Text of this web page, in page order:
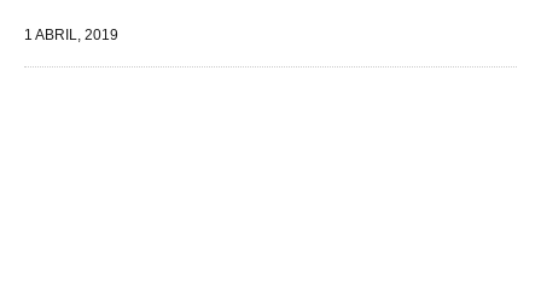
1 ABRIL, 2019